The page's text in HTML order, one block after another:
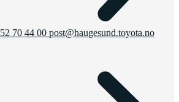
52 70 44 00 post@haugesund.toyota.no